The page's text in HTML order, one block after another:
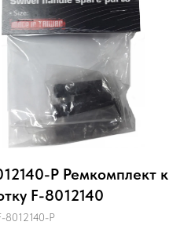
P Ремкомплект к
F-8012140
8012140-P